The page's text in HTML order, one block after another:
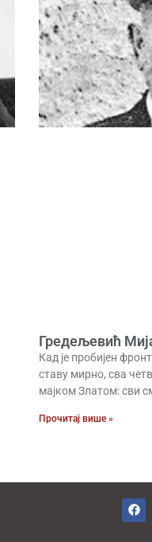
Гредељевић
Кад је пробијен
ставу мирно, сва
мајком Златом: сви
Прочитај више »